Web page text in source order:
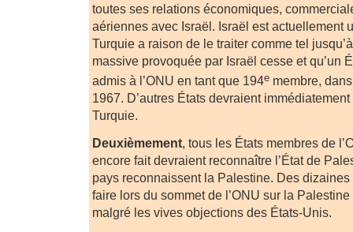
toutes ses relations économiques,
aériennes avec Israël. Israël est actuellement
Turquie a raison de le traiter comme tel
massive provoquée par Israël cesse et qu’un
admis à l’ONU en tant que 194e membre,
1967. D’autres États devraient
Turquie.
Deuxièmement, tous les États membres de
encore fait devraient reconnaître l’État de
pays reconnaissent la Palestine. Des dizaines
faire lors du sommet de l’ONU sur la
malgré les vives objections des États-Unis.